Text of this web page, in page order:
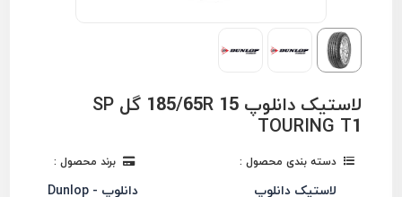
لاستیک دانلوپ 185/65R 15 گل SP
TOURING T1
دسته بندی محصول :
لاستیک دانلوپ
برند محصول :
دانلوپ - Dunlop